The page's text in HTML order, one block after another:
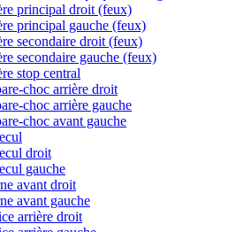
principal droit (feux)
principal gauche (feux)
secondaire droit (feux)
secondaire gauche (feux)
stop central
choc arrière droit
choc arrière gauche
choc avant gauche
droit
gauche
avant droit
avant gauche
arrière droit